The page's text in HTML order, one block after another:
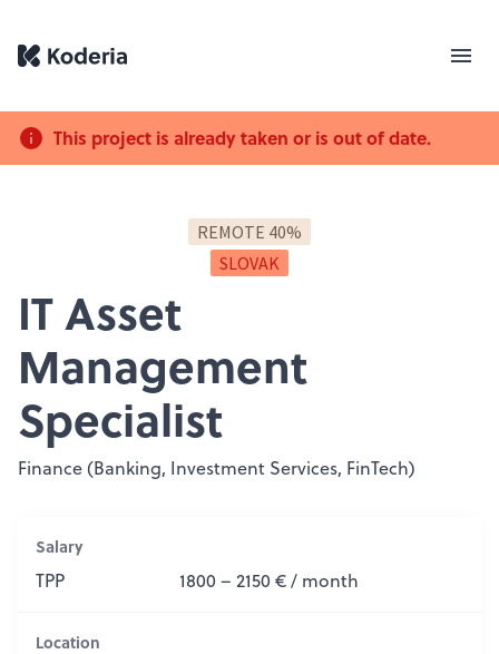
This project is already taken or is out of date.
REMOTE 40%
SLOVAK
IT Asset
Management
Specialist
Finance (Banking, Investment Services, FinTech)
Salary
TPP 1800 – 2150 € / month
Location